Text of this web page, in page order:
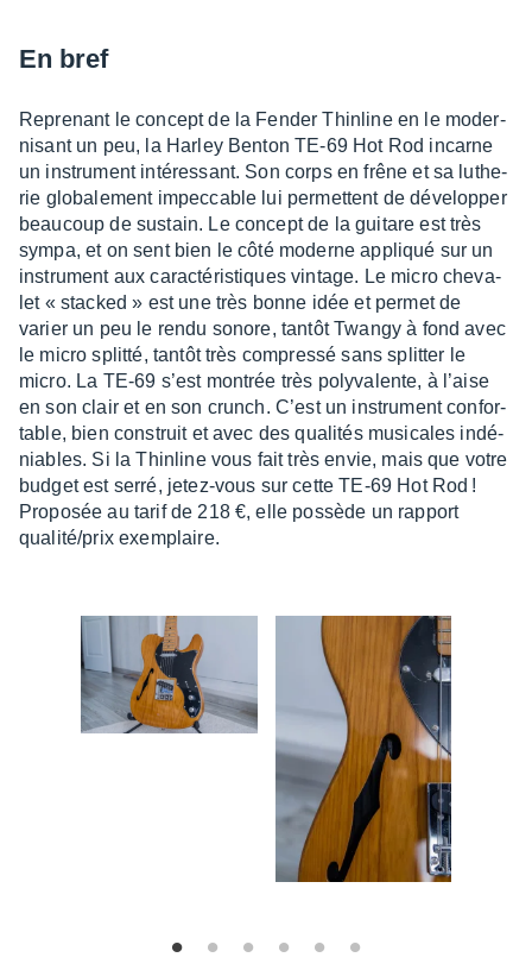
En bref
Repre­nant le concept de la Fender Thin­line en le moder­
ni­sant un peu, la Harley Benton TE-69 Hot Rod incarne
un instru­ment inté­res­sant. Son corps en frêne et sa luthe­
rie globa­le­ment impec­cable lui permettent de déve­lop­per
beau­coup de sustain. Le concept de la guitare est très
sympa, et on sent bien le côté moderne appliqué sur un
instru­ment aux carac­té­ris­tiques vintage. Le micro cheva­
let « stacked » est une très bonne idée et permet de
varier un peu le rendu sonore, tantôt Twangy à fond avec
le micro splitté, tantôt très compressé sans split­ter le
micro. La TE-69 s’est montrée très poly­va­lente, à l’aise
en son clair et en son crunch. C’est un instru­ment confor­
table, bien construit et avec des quali­tés musi­cales indé­
niables. Si la Thin­line vous fait très envie, mais que votre
budget est serré, jetez-vous sur cette TE-69 Hot Rod !
Propo­sée au tarif de 218 €, elle possède un rapport
qualité/prix exem­plaire.